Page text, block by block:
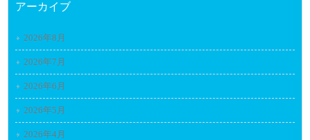
アーカイブ
2026年8月
2026年7月
2026年6月
2026年5月
2026年4月